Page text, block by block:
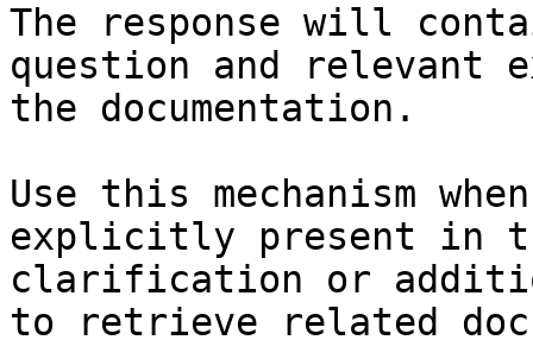
The response will
question and relevant
the documentation.
Use this mechanism
explicitly present in
clarification or